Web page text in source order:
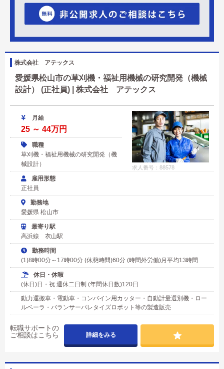
株式会社 アテックス
愛媛県松山市の草刈機・福祉用機械の研究開発（機械
設計） (正社員) | 株式会社 アテックス
求人番号：88578
月給
25 ～ 44万円
職種
草刈機・福祉用機械の研究開発（機
械設計）
雇用形態
正社員
勤務地
愛媛県 松山市
最寄り駅
高浜線 衣山駅
勤務時間
(1)8時00分～17時00分 (休憩時間)60分 (時間外労働)月平均13時間
休日・休暇
(休日)日・祝 週休二日制 (年間休日数)120日
動力運搬車・電動車・コンバイン用カッター・自動計量選別機・ロー
ルベーラ・バランサーパレタイズロボット等の製造販売
転職サポートの
ご相談はこちら
詳細をみる